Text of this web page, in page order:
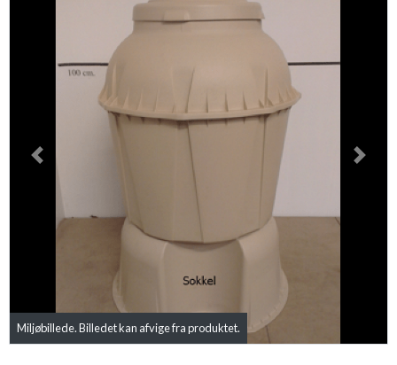
Miljøbillede. Billedet kan afvige fra produktet.
Previous Next